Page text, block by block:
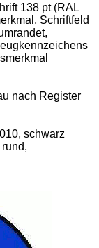
138 pt (RAL
Schriftfeld
nach Register
schwarz